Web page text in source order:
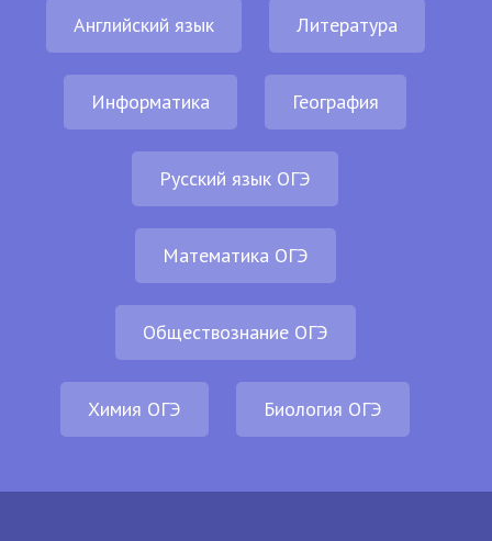
Английский язык Литература
Информатика География
Русский язык ОГЭ
Математика ОГЭ
Обществознание ОГЭ
Химия ОГЭ Биология ОГЭ